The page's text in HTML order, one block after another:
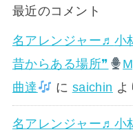
最近のコメント
名アレンジャー♬ 小
昔からある場所❞
曲達
に saichin よ
名アレンジャー♬ 小